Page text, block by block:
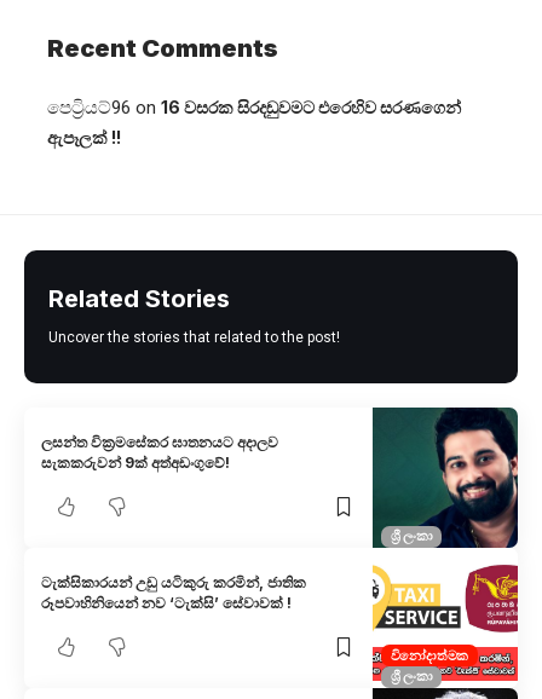
Recent Comments
පෙට්‍රියට්96 on 16 වසරක සිරදඬුවමට එරෙහිව සරණගෙන්
ඇපෑලක් !!
Related Stories
Uncover the stories that related to the post!
ශ්‍රී ලංකා
ලසන්ත වික්‍රමසේකර ඝාතනයට අදාලව
සැකකරුවන් 9ක් අත්අඩංගුවේ!
විනෝදාත්මක
ශ්‍රී ලංකා
ටැක්සිකාරයන් උඩු යටිකුරු කරමින්, ජාතික
රූපවාහිනියෙන් නව ‘ටැක්සි’ සේවාවක් !